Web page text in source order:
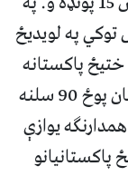
په لویدیځ
پاکستانه
څخه لویدیځ ته روانې شوې وې.د پاکستان پوځ 90 سلنه
یوازې
پاکستانیانو